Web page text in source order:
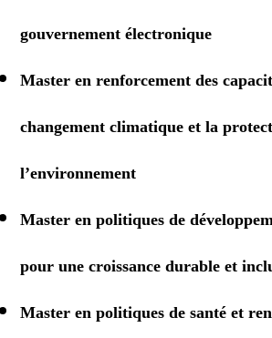
gouvernement électronique
Master en renforcement des
changement climatique et la
l’environnement
Master en politiques de
pour une croissance durable et
Master en politiques de santé et